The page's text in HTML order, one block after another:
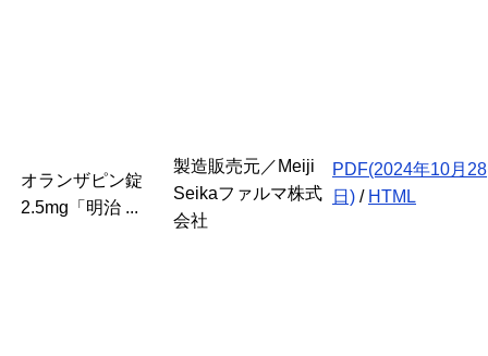
オランザピン錠
2.5mg「明治 ...
製造販売元／Meiji
Seikaファルマ株式
会社
PDF(2024年10月28
日) / HTML